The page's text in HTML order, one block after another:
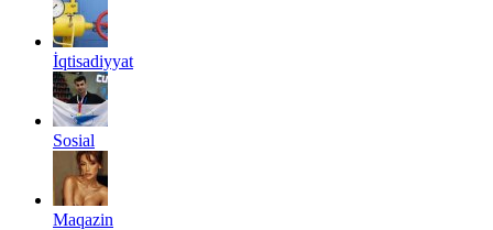
İqtisadiyyat
Sosial
Maqazin